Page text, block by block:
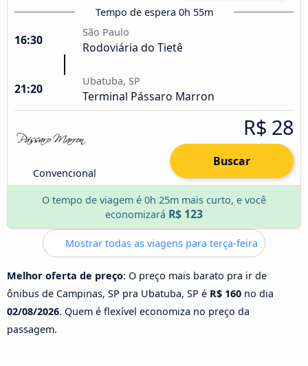
Tempo de espera 0h 55m
16:30
São Paulo
Rodoviária do Tietê
21:20
Ubatuba, SP
Terminal Pássaro Marron
Convencional
R$ 28
Buscar
O tempo de viagem é 0h 25m mais curto, e você
economizará R$ 123
Mostrar todas as viagens para terça-feira
Melhor oferta de preço: O preço mais barato pra ir de
ônibus de Campinas, SP pra Ubatuba, SP é R$ 160 no dia
02/08/2026. Quem é flexível economiza no preço da
passagem.